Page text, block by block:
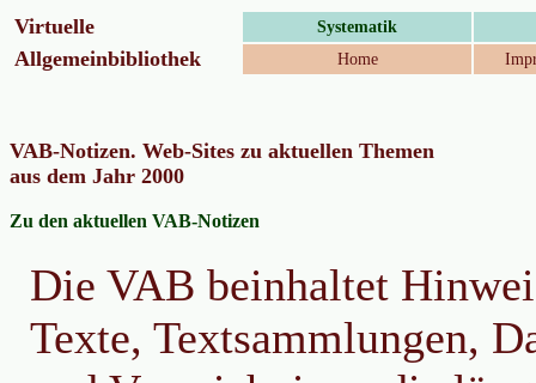
Virtuelle Systematik
Allgemeinbibliothek Home
VAB-Notizen. Web-Sites zu aktuellen Themen
aus dem Jahr 2000
Zu den aktuellen VAB-Notizen
Die VAB beinhaltet
Texte, Textsammlungen,